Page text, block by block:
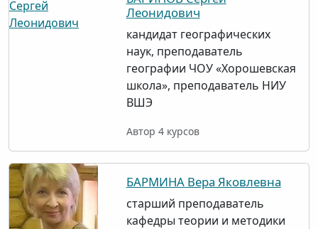
Леонидович
кандидат географических
наук, преподаватель
географии ЧОУ «Хорошевская
школа», преподаватель НИУ
ВШЭ
Автор 4 курсов
БАРМИНА Вера Яковлевна
старший преподаватель
кафедры теории и методики